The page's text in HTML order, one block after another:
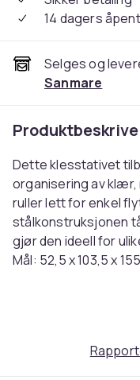
14 dagers
Selges og
Sanmare
Dette klesstativet
organisering av
ruller lett for enkel
stålkonstruksjonen
gjør den ideell for
Mål: 52,5 x 103,5 x
1f76ee36-b379-